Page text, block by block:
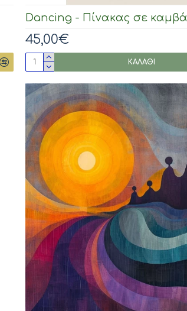
Dancing - Πίνακας σε καμβά
45,00€
ΚΑΛΆΘΙ